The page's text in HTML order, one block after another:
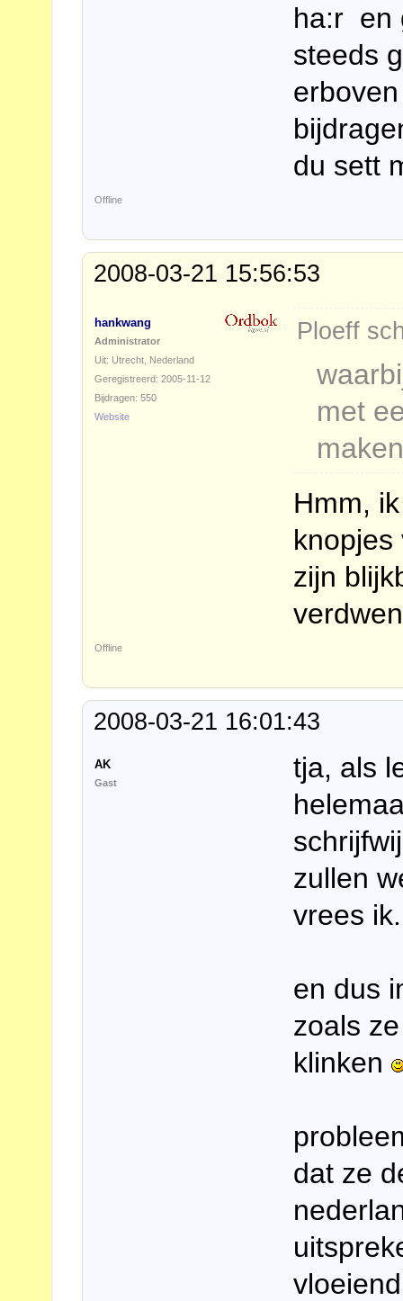
ha:r en
steeds
du sett
Offline
2008-03-21 15:56:53
hankwang
Administrator
Uit: Utrecht, Nederland
Geregistreerd: 2005-11-12
Bijdragen: 550
Website
Ploeff
met
Hmm,
zijn
Offline
2008-03-21 16:01:43
AK
Gast
tja, als
zullen
vrees
en dus
zoals
klinken
dat ze